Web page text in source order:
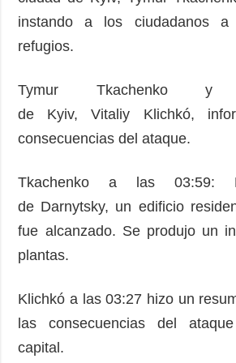
instando a los ciudadanos a
refugios.
Tymur Tkachenko
de Kyiv, Vitaliy Klichkó,
consecuencias del ataque.
Tkachenko a las 03:59:
de Darnytsky, un edificio
fue alcanzado. Se produjo un
plantas.
Klichkó a las 03:27 hizo un
las consecuencias del
capital.